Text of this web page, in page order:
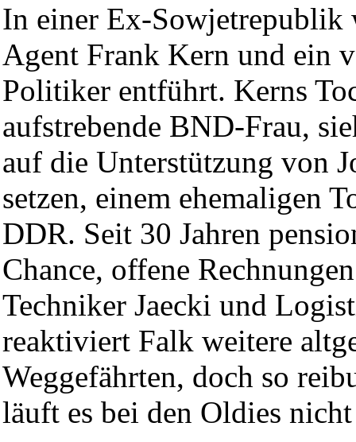
In einer Ex-Sowjetrepublik
Agent Frank Kern und ein
Politiker entführt. Kerns
aufstrebende BND-Frau,
auf die Unterstützung von
setzen, einem ehemaligen
DDR. Seit 30 Jahren
Chance, offene
Techniker Jaecki und
reaktiviert Falk weitere
Weggefährten, doch so
läuft es bei den Oldies